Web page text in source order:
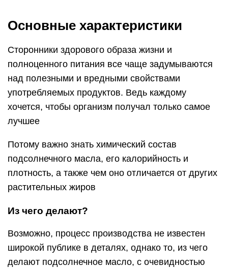
Основные характеристики
Сторонники здорового образа жизни и
полноценного питания все чаще задумываются
над полезными и вредными свойствами
употребляемых продуктов. Ведь каждому
хочется, чтобы организм получал только самое
лучшее
Потому важно знать химический состав
подсолнечного масла, его калорийность и
плотность, а также чем оно отличается от других
растительных жиров
Из чего делают?
Возможно, процесс производства не известен
широкой публике в деталях, однако то, из чего
делают подсолнечное масло, с очевидностью